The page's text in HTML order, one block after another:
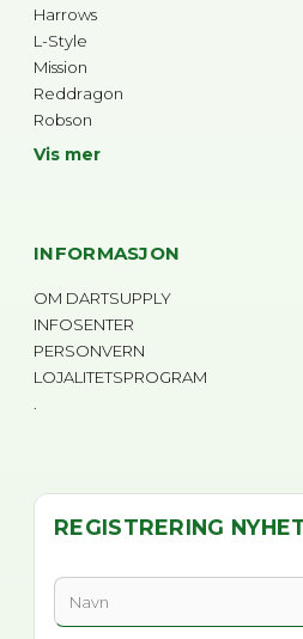
Harrows
L-Style
Mission
Reddragon
Robson
Vis mer
INFORMASJON
OM DARTSUPPLY
INFOSENTER
PERSONVERN
LOJALITETSPROGRAM
REGISTRERING